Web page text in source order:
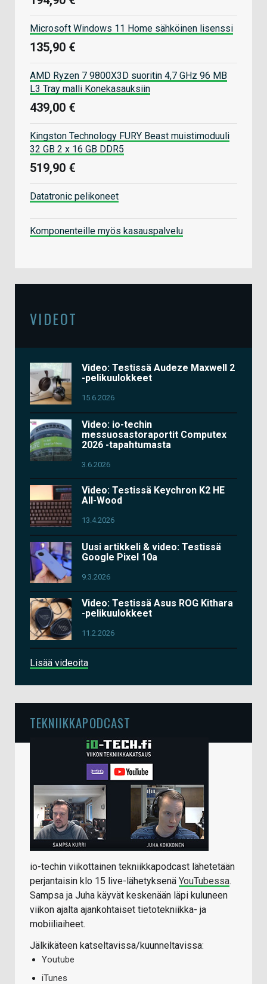
Microsoft Windows 11 Home sähköinen lisenssi
135,90 €
AMD Ryzen 7 9800X3D suoritin 4,7 GHz 96 MB
L3 Tray malli Konekasauksiin
439,00 €
Kingston Technology FURY Beast muistimoduuli
32 GB 2 x 16 GB DDR5
519,90 €
Datatronic pelikoneet
Komponenteille myös kasauspalvelu
VIDEOT
Video: Testissä Audeze Maxwell 2
-pelikuulokkeet
15.6.2026
Video: io-techin
messuosastoraportit Computex
2026 -tapahtumasta
3.6.2026
Video: Testissä Keychron K2 HE
All-Wood
13.4.2026
Uusi artikkeli & video: Testissä
Google Pixel 10a
9.3.2026
Video: Testissä Asus ROG Kithara
-pelikuulokkeet
11.2.2026
Lisää videoita
TEKNIIKKAPODCAST
io-techin viikottainen tekniikkapodcast lähetetään
perjantaisin klo 15 live-lähetyksenä YouTubessa.
Sampsa ja Juha käyvät keskenään läpi kuluneen
viikon ajalta ajankohtaiset tietotekniikka- ja
mobiiliaiheet.
Jälkikäteen katseltavissa/kuunneltavissa:
Youtube
iTunes